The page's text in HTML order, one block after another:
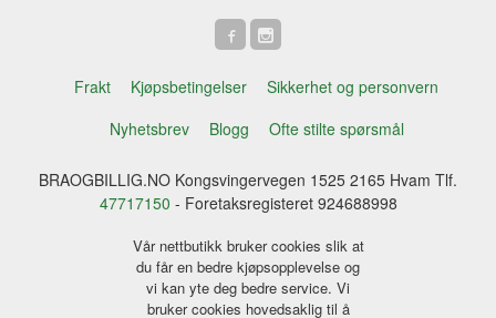
Frakt Kjøpsbetingelser
Sikkerhet og personvern
Nyhetsbrev
Blogg Ofte stilte spørsmål
BRAOGBILLIG.NO Kongsvingervegen 1525 2165 Hvam Tlf.
47717150 - Foretaksregisteret 924688998
Vår nettbutikk bruker cookies slik at
du får en bedre kjøpsopplevelse og
vi kan yte deg bedre service. Vi
bruker cookies hovedsaklig til å